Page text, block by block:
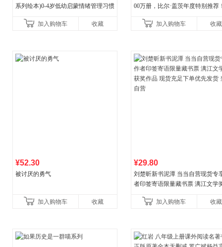
系列绘本)0-4岁低幼启蒙情绪管理习惯
养好品质，发现快
加入购物车 收藏
00万册，比尔·盖茨年度特别推荐
比你听说的还要
加入购物车 收藏
¥52.30
被讨厌的勇气
加入购物车 收藏
¥29.80
刘楚昕新书泥潭 当当自营现货专
者印签寄语限量藏书票 漓江文学
加入购物车 收藏